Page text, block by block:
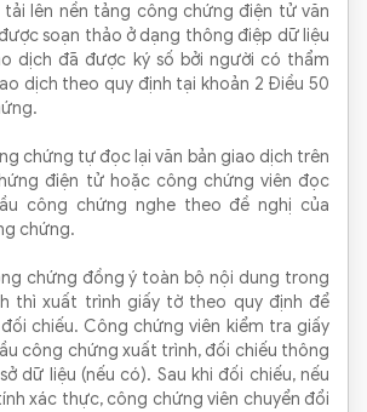
tải lên nền tảng công chứng điện tử văn
soạn thảo ở dạng thông điệp dữ liệu
dịch đã được ký số bởi người có thẩm
dịch theo quy định tại khoản 2 Điều 50
chứng tự đọc lại văn bản giao dịch trên
điện tử hoặc công chứng viên đọc
công chứng nghe theo đề nghị của
chứng.
chứng đồng ý toàn bộ nội dung trong
thì xuất trình giấy tờ theo quy định để
chiếu. Công chứng viên kiểm tra giấy
công chứng xuất trình, đối chiếu thông
dữ liệu (nếu có). Sau khi đối chiếu, nếu
xác thực, công chứng viên chuyển đổi